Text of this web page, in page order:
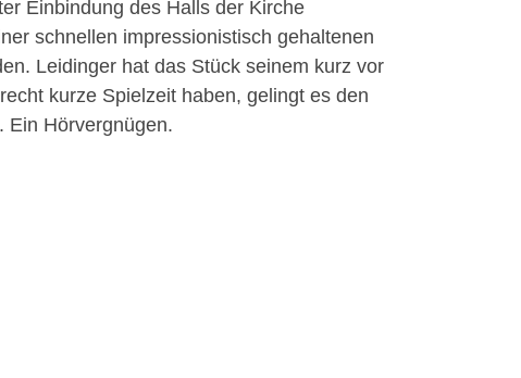
Einbindung des Halls der Kirche
schnellen impressionistisch gehaltenen
Leidinger hat das Stück seinem kurz vor
kurze Spielzeit haben, gelingt es den
Ein Hörvergnügen.